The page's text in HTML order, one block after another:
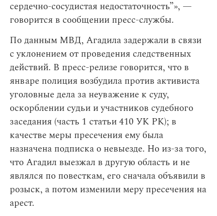
сердечно-сосудистая недостаточность”», —
говорится в сообщении пресс-службы.
По данным МВД, Агадила задержали в связи
с уклонением от проведения следственных
действий. В пресс-релизе говорится, что в
январе полиция возбудила против активиста
уголовные дела за неуважение к суду,
оскорблении судьи и участников судебного
заседания (часть 1 статьи 410 УК РК); в
качестве меры пресечения ему была
назначена подписка о невыезде. Но из-за того,
что Агадил выезжал в другую область и не
являлся по повесткам, его сначала объявили в
розыск, а потом изменили меру пресечения на
арест.